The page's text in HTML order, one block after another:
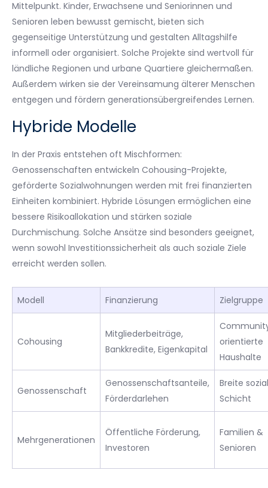
Mittelpunkt. Kinder, Erwachsene und Seniorinnen und
Senioren leben bewusst gemischt, bieten sich
gegenseitige Unterstützung und gestalten Alltagshilfe
informell oder organisiert. Solche Projekte sind wertvoll für
ländliche Regionen und urbane Quartiere gleichermaßen.
Außerdem wirken sie der Vereinsamung älterer Menschen
entgegen und fördern generationsübergreifendes Lernen.
Hybride Modelle
In der Praxis entstehen oft Mischformen:
Genossenschaften entwickeln Cohousing-Projekte,
geförderte Sozialwohnungen werden mit frei finanzierten
Einheiten kombiniert. Hybride Lösungen ermöglichen eine
bessere Risikoallokation und stärken soziale
Durchmischung. Solche Ansätze sind besonders geeignet,
wenn sowohl Investitionssicherheit als auch soziale Ziele
erreicht werden sollen.
Modell Finanzierung Zielgruppe
Cohousing
Mitgliederbeiträge,
Bankkredite, Eigenkapital
orientierte
Haushalte
Genossenschaft
Genossenschaftsanteile,
Förderdarlehen
Breite
Schicht
Mehrgenerationen
Öffentliche Förderung,
Investoren
Familien &
Senioren